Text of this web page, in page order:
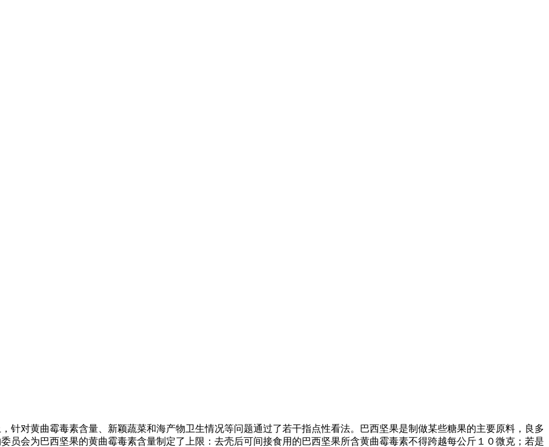
对黄曲霉毒素含量、新颖蔬菜和海产物卫生情况等问题通过了若干指点性看法。巴西坚果是制做某些糖果的主要原料，良多
员会为巴西坚果的黄曲霉毒素含量制定了上限：去壳后可间接食用的巴西坚果所含黄曲霉毒素不得跨越每公斤１０微克；若是